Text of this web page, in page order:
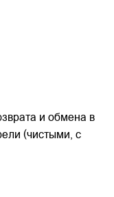
и обмена в
(чистыми, с